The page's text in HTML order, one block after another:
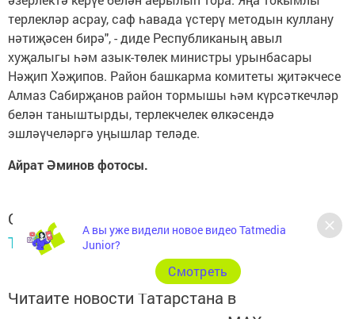
терлекләр асрау, саф һавада үстерү методын куллану
нәтиҗәсен бирә", - диде Республиканың авыл
хуҗалыгы һәм азык-төлек министры урынбасары
Нәҗип Хәҗипов. Район башкарма комитеты җитәкчесе
Алмаз Сабирҗанов район тормышы һәм күрсәткечләр
белән таныштырды, терлекчелек өлкәсендә
эшләүчеләргә уңышлар теләде.
Айрат Әминов фотосы.
Следите за самым важным и интересным в
Telegram-канале
Татмедиа
Читайте новости Татарстана в
А вы уже видели новое видео Tatmedia
Junior?
Cмотреть